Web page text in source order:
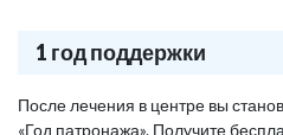
1 год поддержки
После лечения в центре вы
«Год патронажа». Получите